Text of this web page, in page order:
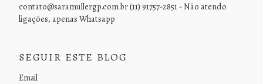
contato@saramullergp.com.br (11) 91757-2851 - Não atendo
ligações, apenas Whatsapp
SEGUIR ESTE BLOG
Email